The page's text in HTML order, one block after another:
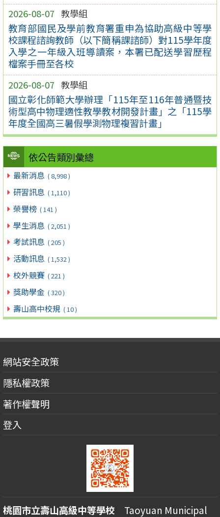
2026-08-07 教學組
教育部國民及學前教育署重申為協助高級中等學
校課程諮詢教師（以下簡稱課諮師）對115學年度
入學之一年級入班導讀案，本署已配送學習歷程
檔案手冊至各校
2026-08-07 教學組
國立彰化師範大學辦理「115年至116年普通暨技
術型高中物理適性教學教材開發計畫」之「115學
年度全國高三暑假學測物理複習計畫」
依公告類別彙總
最新消息 ( 8,998 )
研習訊息 ( 1,110 )
榮譽榜 ( 141 )
學生消息 ( 2,051 )
考試訊息 ( 205 )
活動訊息 ( 1,532 )
校外競賽 ( 221 )
獎助學金 ( 320 )
壽山高中校規 ( 10 )
網站安全政策
隱私權政策
著作權聲明
登入
桃園市立壽山高級中等學校 Taoyuan Municipal